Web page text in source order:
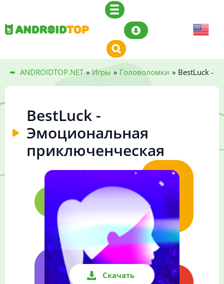
ANDROIDTOP.NET » Игры » Головоломки » BestLuck -
BestLuck -
Эмоциональная
приключенческая
Скачать